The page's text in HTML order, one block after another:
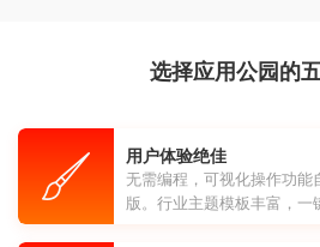
选择应用公园的
用户体验绝佳
无需编程，可视化操作功能
版。行业主题模板丰富，一